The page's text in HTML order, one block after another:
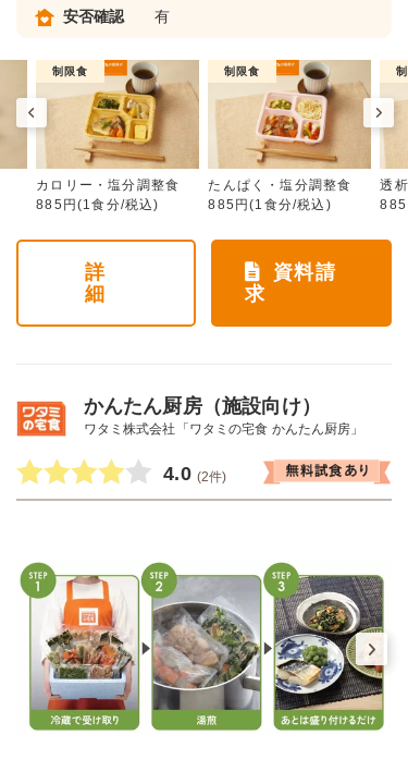
安否確認 有
制限食
カロリー・塩分調整食
885円(1食分/税込)
制限食
たんぱく・塩分調整食
885円(1食分/税込)
透析
詳
細
資料請
求
かんたん厨房（施設向け）
ワタミ株式会社「ワタミの宅食 かんたん厨房」
4.0 (2件)